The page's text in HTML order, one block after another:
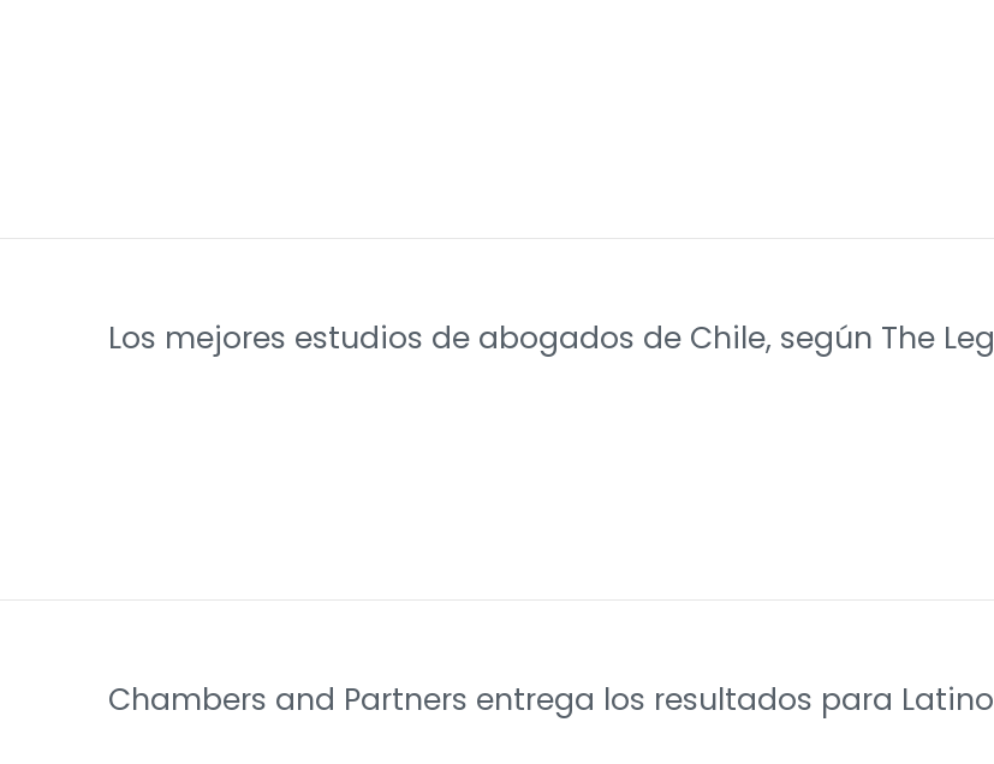
Los mejores estudios de abogados de Chile, según The
Chambers and Partners entrega los resultados para